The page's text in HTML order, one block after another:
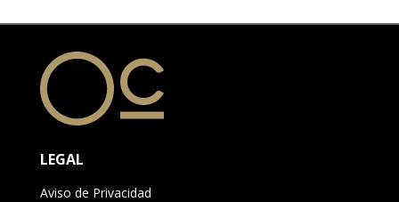
LEGAL
Aviso de Privacidad